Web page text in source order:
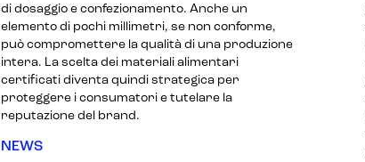
di dosaggio e confezionamento. Anche un
elemento di pochi millimetri, se non conforme,
può compromettere la qualità di una produzione
intera. La scelta dei materiali alimentari
certificati diventa quindi strategica per
proteggere i consumatori e tutelare la
reputazione del brand.
NEWS